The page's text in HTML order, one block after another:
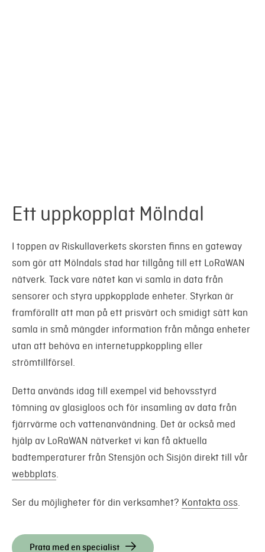
Ett uppkopplat Mölndal
I toppen av Riskullaverkets skorsten finns en gateway
som gör att Mölndals stad har tillgång till ett LoRaWAN
nätverk. Tack vare nätet kan vi samla in data från
sensorer och styra uppkopplade enheter. Styrkan är
framförallt att man på ett prisvärt och smidigt sätt kan
samla in små mängder information från många enheter
utan att behöva en internetuppkoppling eller
strömtillförsel.
Detta används idag till exempel vid behovsstyrd
tömning av glasigloos och för insamling av data från
fjärrvärme och vattenanvändning. Det är också med
hjälp av LoRaWAN nätverket vi kan få aktuella
badtemperaturer från Stensjön och Sisjön direkt till vår
webbplats.
Ser du möjligheter för din verksamhet? Kontakta oss.
Prata med en specialist